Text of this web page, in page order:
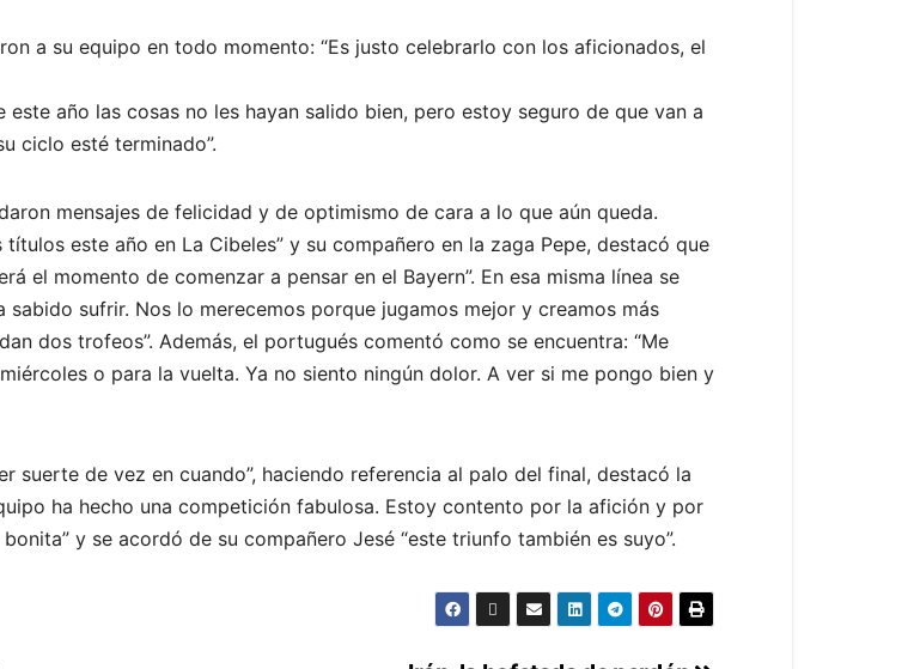
a su equipo en todo momento: “Es justo celebrarlo con los aficionados, el
año las cosas no les hayan salido bien, pero estoy seguro de que van a
ciclo esté terminado”.
mensajes de felicidad y de optimismo de cara a lo que aún queda.
este año en La Cibeles” y su compañero en la zaga Pepe, destacó que
el momento de comenzar a pensar en el Bayern”. En esa misma línea se
sufrir. Nos lo merecemos porque jugamos mejor y creamos más
dos trofeos”. Además, el portugués comentó como se encuentra: “Me
o para la vuelta. Ya no siento ningún dolor. A ver si me pongo bien y
suerte de vez en cuando”, haciendo referencia al palo del final, destacó la
ha hecho una competición fabulosa. Estoy contento por la afición y por
y se acordó de su compañero Jesé “este triunfo también es suyo”.